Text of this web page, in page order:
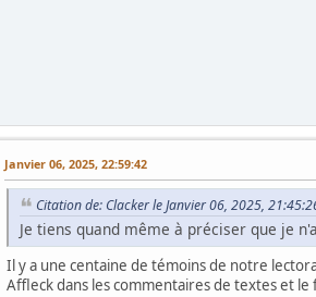
Janvier 06, 2025, 22:59:42
Citation de: Clacker le Janvier 06, 2025,
Je tiens quand même à préciser que je
Il y a une centaine de témoins de notre
Affleck dans les commentaires de textes et